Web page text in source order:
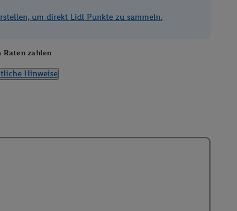
um direkt Lidl Punkte zu sammeln.
zahlen
Hinweise